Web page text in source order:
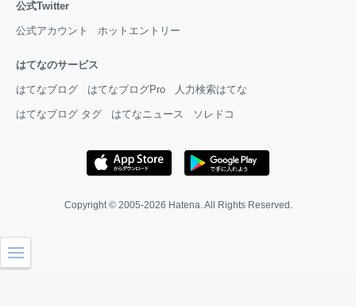
公式Twitter
公式アカウント ホットエントリー
はてなのサービス
はてなブログ はてなブログPro 人力検索はてな
はてなブログ タグ はてなニュース ソレドコ
Copyright © 2005-2026 Hatena . All Rights Reserved.